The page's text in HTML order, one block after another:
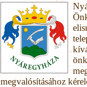
megvalósításához